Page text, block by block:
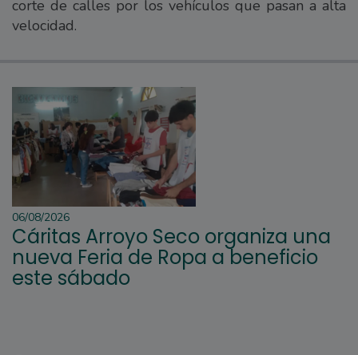
corte de calles por los vehículos que pasan a alta
velocidad.
06/08/2026
Cáritas Arroyo Seco organiza una
nueva Feria de Ropa a beneficio
este sábado